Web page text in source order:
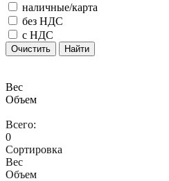
наличные/карта
без НДС
с НДС
Очистить Найти
Вес
Объем
Всего:
0
Сортировка
Вес
Объем